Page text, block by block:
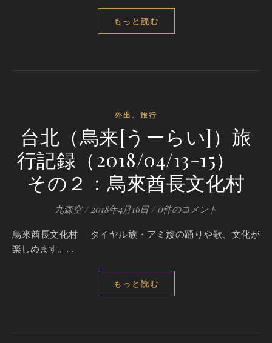
もっと読む
外出、旅行
台北（烏来[うーらい]）旅
行記録（2018/04/13-15）
その２：烏來酋長文化村
九森空 / 2018年4月16日 / 0件のコメント
烏來酋長文化村 タイヤル族・アミ族の踊りや歌、文化が
楽しめます。…
もっと読む